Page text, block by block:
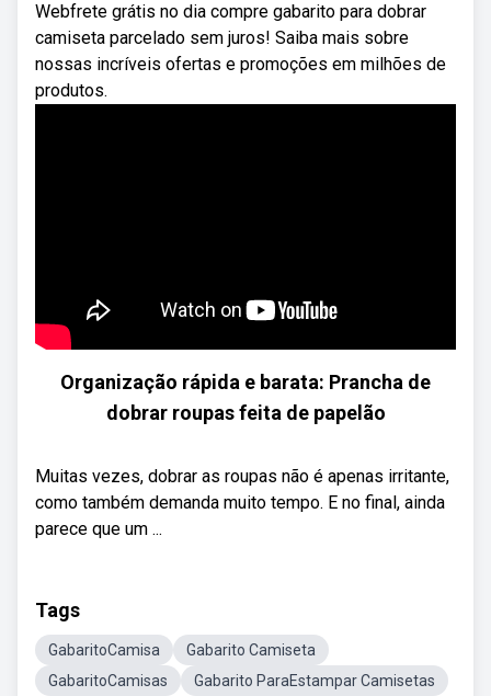
Webfrete grátis no dia compre gabarito para dobrar
camiseta parcelado sem juros! Saiba mais sobre
nossas incríveis ofertas e promoções em milhões de
produtos.
Organização rápida e barata: Prancha de
dobrar roupas feita de papelão
Muitas vezes, dobrar as roupas não é apenas irritante,
como também demanda muito tempo. E no final, ainda
parece que um ...
Tags
GabaritoCamisa
Gabarito Camiseta
GabaritoCamisas
Gabarito ParaEstampar Camisetas